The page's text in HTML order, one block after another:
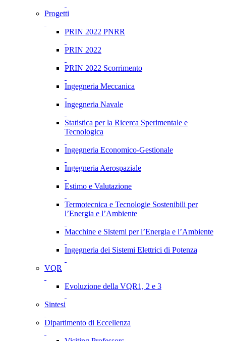
Progetti
PRIN 2022 PNRR
PRIN 2022
PRIN 2022 Scorrimento
Ingegneria Meccanica
Ingegneria Navale
Statistica per la Ricerca Sperimentale e
Tecnologica
Ingegneria Economico-Gestionale
Ingegneria Aerospaziale
Estimo e Valutazione
Termotecnica e Tecnologie Sostenibili per
l’Energia e l’Ambiente
Macchine e Sistemi per l’Energia e l’Ambiente
Ingegneria dei Sistemi Elettrici di Potenza
VQR
Evoluzione della VQR1, 2 e 3
Sintesi
Dipartimento di Eccellenza